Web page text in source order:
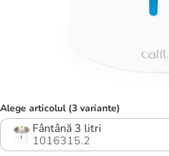
Alege articolul (3 variante)
Fântână 3 litri
1016315.2